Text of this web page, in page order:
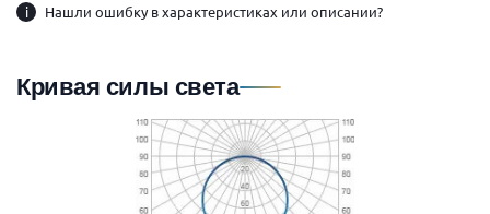
i Нашли ошибку в характеристиках или описании?
Кривая силы света